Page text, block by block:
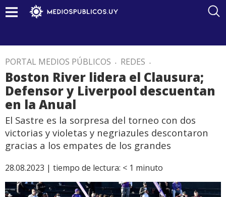
PORTAL MEDIOS PÚBLICOS . REDES .
Boston River lidera el Clausura;
Defensor y Liverpool descuentan
en la Anual
El Sastre es la sorpresa del torneo con dos
victorias y violetas y negriazules descontaron
gracias a los empates de los grandes
28.08.2023 | tiempo de lectura: < 1 minuto